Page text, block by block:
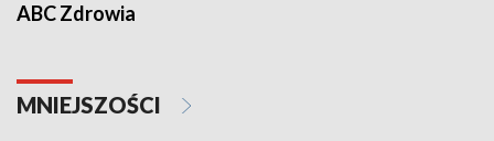
ABC Zdrowia
MNIEJSZOŚCI